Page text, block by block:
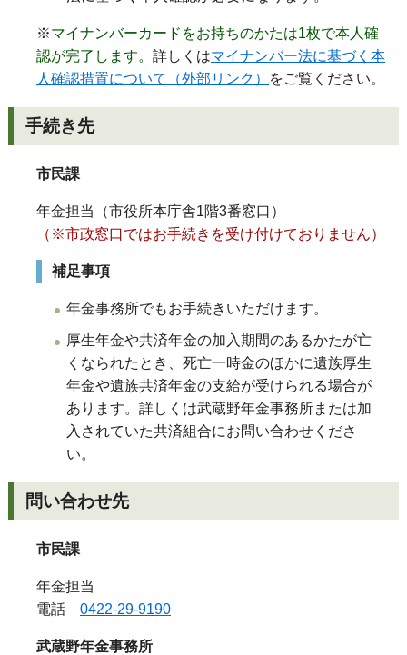
※マイナンバーカードをお持ちのかたは1枚で本人確
認が完了します。 詳しくはマイナンバー法に基づく本
人確認措置について（外部リンク）
をご覧ください。
手続き先
市民課
年金担当（市役所本庁舎1階3番窓口）
（※市政窓口ではお手続きを受け付けておりません）
補足事項
年金事務所でもお手続きいただけます。
厚生年金や共済年金の加入期間のあるかたが亡
くなられたとき、死亡一時金のほかに遺族厚生
年金や遺族共済年金の支給が受けられる場合が
あります。詳しくは武蔵野年金事務所または加
入されていた共済組合にお問い合わせくださ
い。
問い合わせ先
市民課
年金担当
電話 0422-29-9190
武蔵野年金事務所